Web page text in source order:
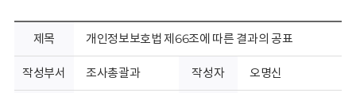
호
위
제목 개인정보보호법 제66조에 따른 결과의 공표
작성부서 조사총괄과 작성자 오명신